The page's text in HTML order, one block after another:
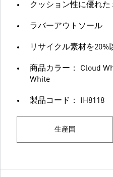
クッション性に優れ
ラバーアウトソール
リサイクル素材を20%
商品カラー： Cloud
White
製品コード： IH8118
生産国